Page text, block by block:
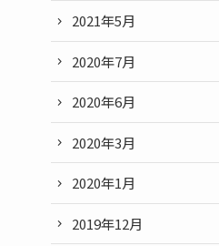
2021年5月
2020年7月
2020年6月
2020年3月
2020年1月
2019年12月